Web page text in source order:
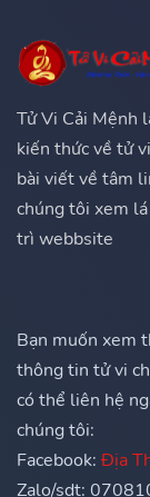
Tử Vi Cải Mệnh
kiến thức về tử
bài viết về tâm
chúng tôi xem
trì webbsite
Bạn muốn xem
thông tin tử vi
có thể liên hệ
chúng tôi:
Facebook: Địa
Zalo/sdt: